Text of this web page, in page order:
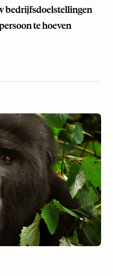
bedrijfsdoelstellingen
te hoeven